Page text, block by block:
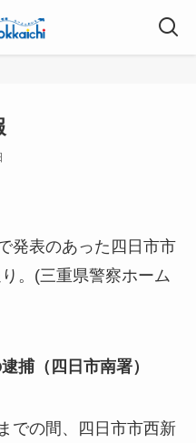
発表のあった四日市市
。(三重県警察ホーム
捕（四日市南署）
での間、四日市市西新